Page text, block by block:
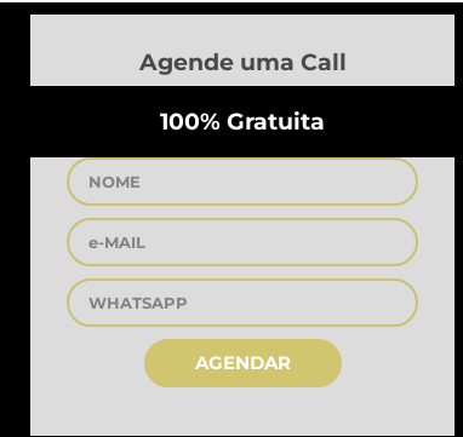
Agende uma Call
100% Gratuita
AGENDAR